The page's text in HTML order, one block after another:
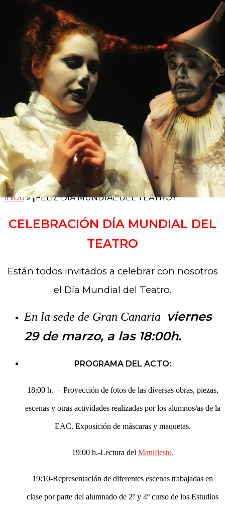
Inicio»¡¡FELIZ DÍA MUNDIAL DEL TEATRO!!
CELEBRACIÓN DÍA MUNDIAL DEL
TEATRO
Están todos invitados a celebrar con nosotros
el Día Mundial del Teatro.
En la sede de Gran Canaria
viernes
29 de marzo, a las 18:00h.
PROGRAMA DEL ACTO:
18:00 h. – Proyección de fotos de las diversas obras, piezas,
escenas y otras actividades realizadas por los alumnos/as de la
EAC. Exposición de máscaras y maquetas.
19:00 h.-Lectura del Manifiesto.
19:10-Representación de diferentes escenas trabajadas en
clase por parte del alumnado de 2º y 4º curso de los Estudios